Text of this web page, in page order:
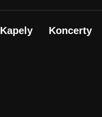
Kapely Koncerty